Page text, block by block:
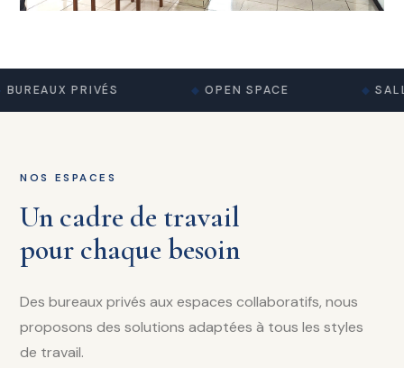
PRIVÉS OPEN SPACE
NOS ESPACES
Un cadre de travail
pour chaque besoin
Des bureaux privés aux espaces collaboratifs, nous
proposons des solutions adaptées à tous les styles
de travail.